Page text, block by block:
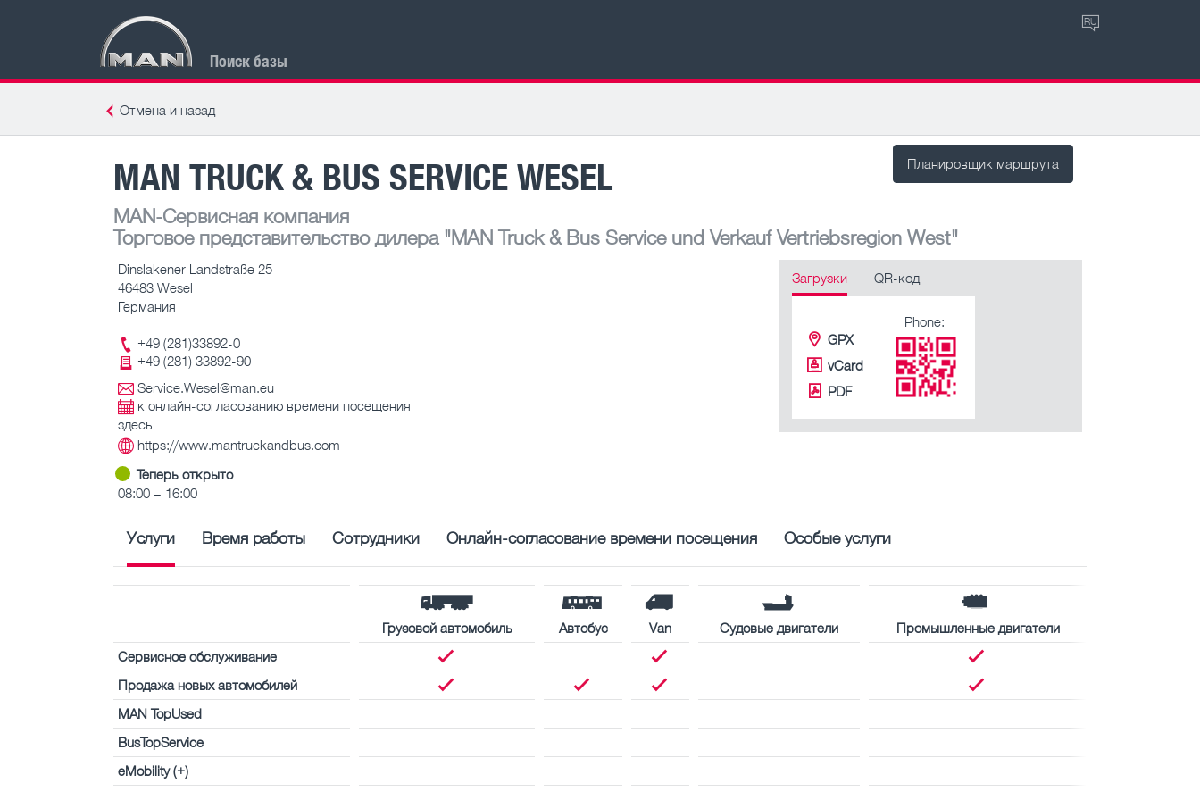
Поиск базы
RU
Отмена и назад
Планировщик маршрута
MAN TRUCK & BUS SERVICE WESEL
MAN-Сервисная компания
Торговое представительство дилера"MAN Truck & Bus Service und Verkauf Vertriebsregion West"
Dinslakener Landstraße 25
46483 Wesel
Германия
+49 (281)33892-0
+49 (281) 33892-90
Service.Wesel@man.eu
к онлайн-согласованию времени посещения
здесь
https://www.mantruckandbus.com
Теперь открыто
08:00 – 16:00
Загрузки QR-код
GPX
vCard
PDF
Phone:
Услуги Время работы Сотрудники Онлайн-согласование времени посещения Особые услуги
Грузовой автомобиль Автобус Van Судовые двигатели
Промышленные двигатели
Сервисное обслуживание
Продажа новых автомобилей
MAN TopUsed
BusTopService
eMobility (+)